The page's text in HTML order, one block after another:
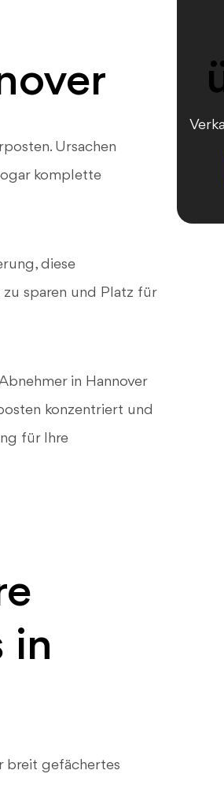
Ursachen
komplette
diese
sparen und Platz für
in Hannover
konzentriert und
für Ihre
in
breit gefächertes